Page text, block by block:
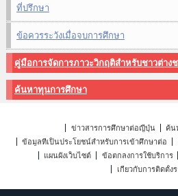
ที่ปรึกษา
ข้อควรระวังเมื่อจบการศึกษา
คู่มือการจัดการภาวะวิกฤติสำหรับชาวต่าง
ค้นหาทุนการศึกษา
ข่าวสารการศึกษาต่อญี่ปุ่น
ค้น
ข้อมูลที่เป็นประโยชน์สำหรับการเข้าศึกษาต่อ
แผนผังเว็บไซต์
ข้อตกลงการใช้บริการ
เกี่ยวกับการติดตั้ง